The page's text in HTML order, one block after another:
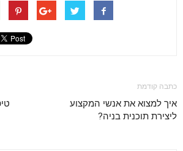
כתבה קודמת
איך למצוא את אנשי המקצוע
ליצירת תוכנית בניה?